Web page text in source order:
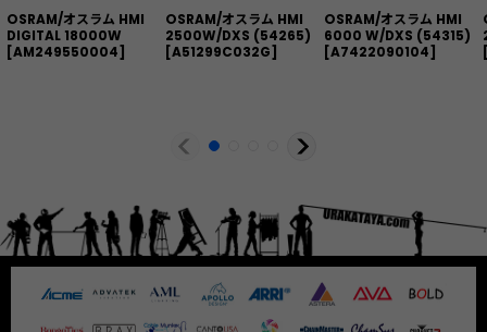
OSRAM/オスラム HMI
DIGITAL 18000W
[AM249550004]
OSRAM/オスラム HMI
2500W/DXS (54265)
[A51299C032G]
OSRAM/オスラム HMI
6000 W/DXS (54315)
[A7422090104]